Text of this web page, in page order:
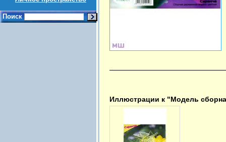
Поиск
Иллюстрации к "Модель